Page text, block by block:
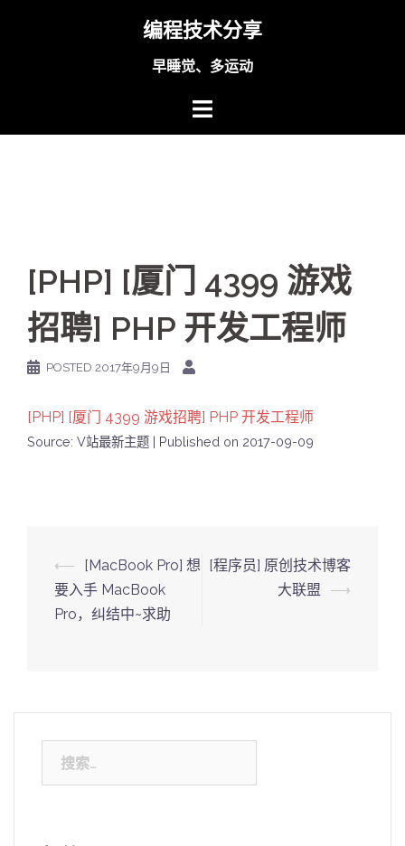
编程技术分享
早睡觉、多运动
[PHP] [厦门 4399 游戏
招聘] PHP 开发工程师
POSTED 2017年9月9日
[PHP] [厦门 4399 游戏招聘] PHP 开发工程师
Source: V站最新主题 Published on 2017-09-09
Post
navigation
⟵
[MacBook Pro] 想
要入手 MacBook
Pro，纠结中~求助
[程序员] 原创技术博客
大联盟
⟶
索：